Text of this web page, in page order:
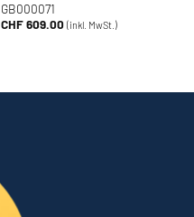
GB000071
CHF609.00 (inkl. MwSt.)